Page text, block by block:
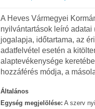
A Heves Vármegyei
nyilvántartások leíró adatai
jogalapja, időtartama, az
adatfelvétel esetén a
alaptevékenysége
hozzáférés módja, a
Általános
Egység megjelölése: A szerv